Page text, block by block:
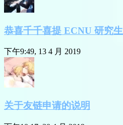
恭喜千千喜提 ECNU 研究生
下午9:49, 13 4 月 2019
关于友链申请的说明